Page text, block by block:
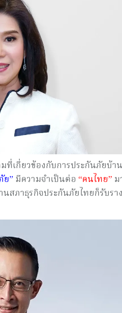
เกี่ยวข้องกับการประกันภัยบ้า
ย” มีความจำเป็นต่อ “คนไทย”
นสภาธุรกิจประกันภัยไทยก็รับรา